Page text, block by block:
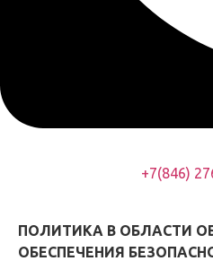
+7(846)
ПОЛИТИКА В ОБЛАСТИ
ОБЕСПЕЧЕНИЯ